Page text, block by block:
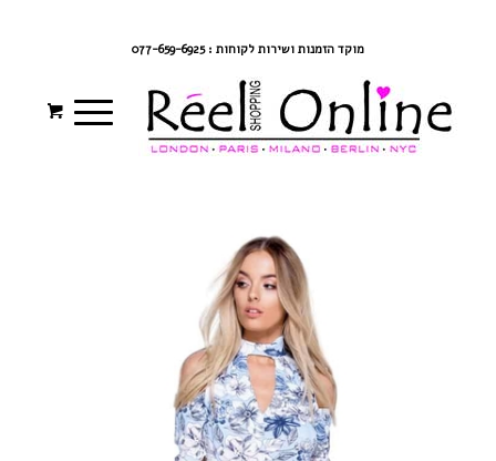
מוקד הזמנות ושירות לקוחות : 077-659-6925